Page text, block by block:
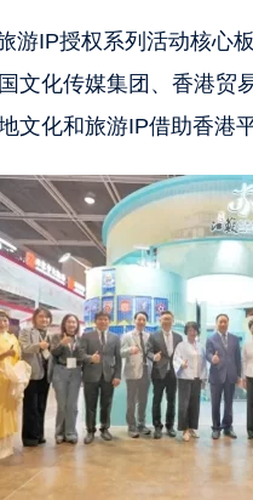
游IP授权系列活动核心
文化传媒集团、香港贸
文化和旅游IP借助香港